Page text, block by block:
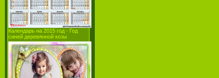
Календарь на 2015 год - Год
синей деревянной козы